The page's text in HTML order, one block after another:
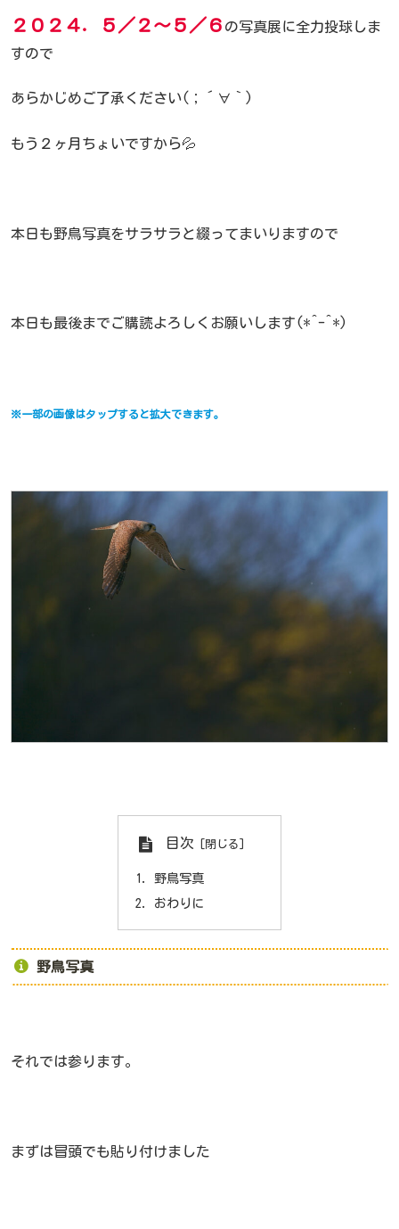
２０２４．５／２〜５／６ の写真展に全力投球しま
すので
あらかじめご了承ください(；´∀｀)
もう２ヶ月ちょいですから💦
本日も野鳥写真をサラサラと綴ってまいりますので
本日も最後までご購読よろしくお願いします(*^-^*)
※一部の画像はタップすると拡大できます。
目次
野鳥写真
おわりに
野鳥写真
それでは参ります。
まずは冒頭でも貼り付けました